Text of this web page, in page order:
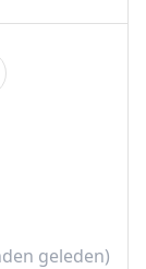
geleden)